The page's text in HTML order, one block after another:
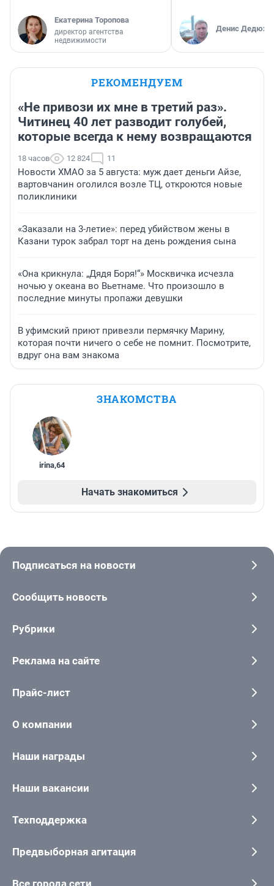
Екатерина Торопова
директор агентства
недвижимости
Денис
РЕКОМЕНДУЕМ
«Не привози их мне в третий раз».
Читинец 40 лет разводит голубей,
которые всегда к нему возвращаются
18 часов 12 824 11
Новости ХМАО за 5 августа: муж дает деньги Айзе,
вартовчанин оголился возле ТЦ, откроются новые
поликлиники
«Заказали на 3-летие»: перед убийством жены в
Казани турок забрал торт на день рождения сына
«Она крикнула: „Дядя Боря!“» Москвичка исчезла
ночью у океана во Вьетнаме. Что произошло в
последние минуты пропажи девушки
В уфимский приют привезли пермячку Марину,
которая почти ничего о себе не помнит. Посмотрите,
вдруг она вам знакома
ЗНАКОМСТВА
irina,64
Начать знакомиться
Подписаться на новости
Сообщить новость
Рубрики
Реклама на сайте
Прайс-лист
О компании
Наши награды
Наши вакансии
Техподдержка
Предвыборная агитация